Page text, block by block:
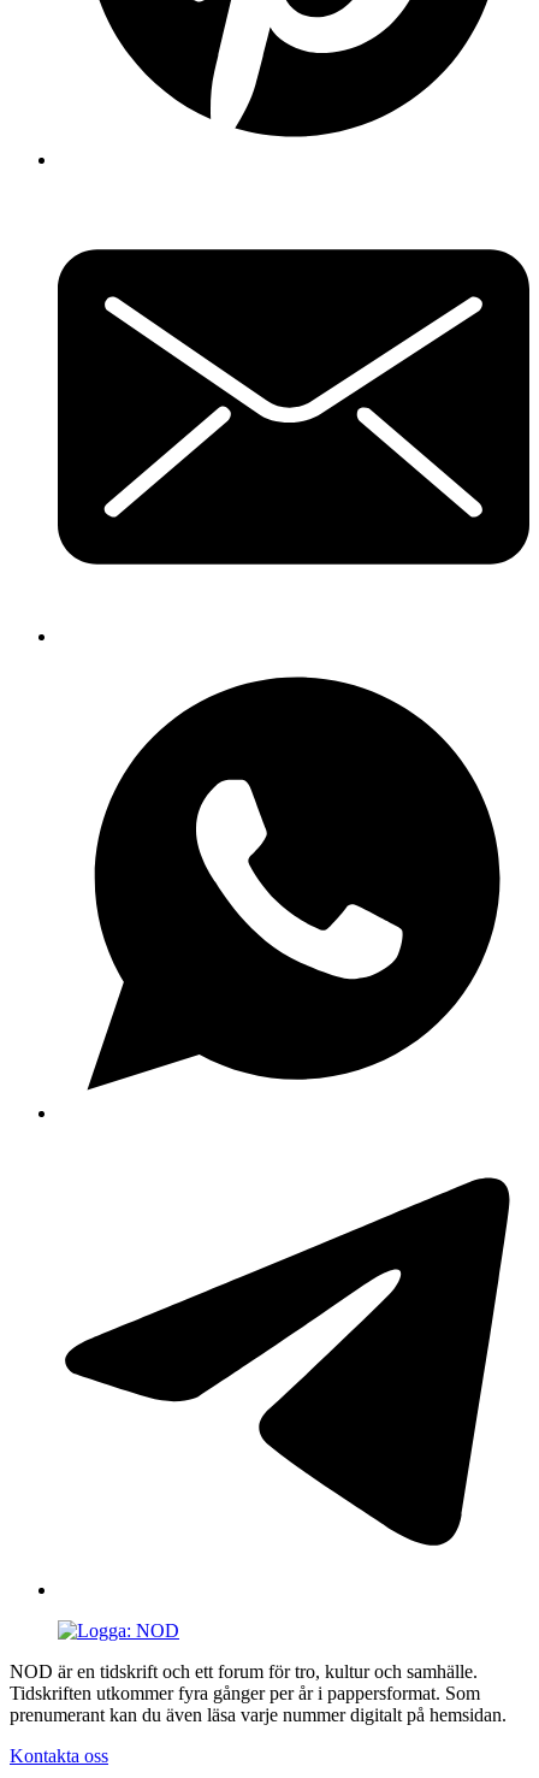
NOD är en tidskrift och ett forum för tro, kultur och samhälle.
Tidskriften utkommer fyra gånger per år i pappersformat. Som
prenumerant kan du även läsa varje nummer digitalt på hemsidan.
Kontakta oss